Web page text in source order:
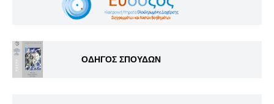
ΟΔΗΓΟΣ ΣΠΟΥΔΩΝ